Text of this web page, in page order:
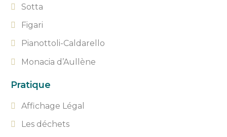
Sotta
Figari
Pianottoli-Caldarello
Monacia d’Aullène
Pratique
Affichage Légal
Les déchets